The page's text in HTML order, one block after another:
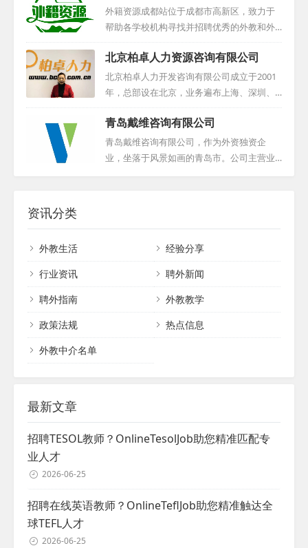
人才在教育领域具有深厚的积累，能为我国
的文化交流与教育事业注入新的活力与生
加深中国与世界各国之间的交流与理解，携
手共进，推动教育事业繁荣发展。...
人员互动，已成长为两国间企业合作与人员
交流的关键纽带。旗下中非投资咨询有限公
司，专注于外籍人才招聘、管理、服务及推
广，凭借集团资源，与当地人力资源机构、
高校紧密合作，保障外教资源的稳定供应。
公司不仅为国内教育机构引进优质外教，更
提供全面支持。...
外籍资源成都站位于成都市高新区，致力于
帮助各学校机构寻找并招聘优秀的外教和外
籍员工。他们深知人才对于机构发展的重要
性，因此始终保持着严谨、专业的态度，力
求为合作伙伴提供最合适的人选。此外，该
工作室还定期举办国外高校招聘会，为求职
者与用人单位之间搭建了一座沟通的桥梁。
同时，他们也为国内单位提供协助，帮助它
们前往美国校园进行校园招聘，进一步拓宽
了人才选拔的渠道。该工作室始终致力于提
北京柏卓人力资源咨询有限公司
北京柏卓人力开发咨询有限公司成立于2001
年，总部设在北京，业务遍布上海、深圳、
海南及海外多地。作为北京人才服务行业的
佼佼者，我们荣获AAA等级认证，并受北京
人力资源和社会保障局认可。服务范围广
泛，包括猎头、商务咨询、人力资源外包
青岛戴维咨询有限公司
青岛戴维咨询有限公司，作为外资独资企
业，坐落于风景如画的青岛市。公司主营业
教人才。无论您的需求如何，我们都将竭诚
为您服务，助力您的事业发展。...
资讯分类
外教生活
经验分享
行业资讯
聘外新闻
聘外指南
外教教学
政策法规
热点信息
外教中介名单
最新文章
招聘TESOL教师？OnlineTesolJob助您精准匹配专
业人才
2026-06-25
招聘在线英语教师？OnlineTeflJob助您精准触达全
球TEFL人才
2026-06-25